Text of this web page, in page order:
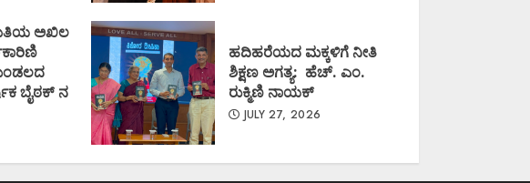
ಅಖಿಲ
ಬೈಠಕ್ ನ
ಹದಿಹರೆಯದ ಮಕ್ಕಳಿಗೆ ನೀತಿ
ಶಿಕ್ಷಣ ಅಗತ್ಯ: ಹೆಚ್. ಎಂ.
ರುಕ್ಮಿಣಿ ನಾಯಕ್
JULY 27, 2026